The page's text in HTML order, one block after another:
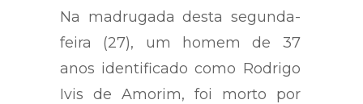
Na madrugada desta segunda-
feira (27), um homem de 37
anos identificado como Rodrigo
Ivis de Amorim, foi morto por